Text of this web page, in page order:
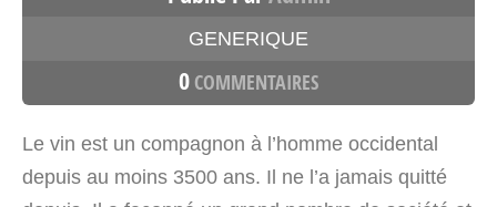
GENERIQUE
0 COMMENTAIRES
Le vin est un compagnon à l’homme occidental
depuis au moins 3500 ans. Il ne l’a jamais quitté